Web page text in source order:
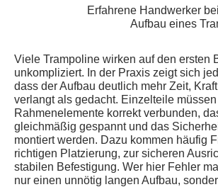
Erfahrene Handwerker
Aufbau eines
Viele Trampoline wirken auf den ersten
unkompliziert. In der Praxis zeigt sich
dass der Aufbau deutlich mehr Zeit,
verlangt als gedacht. Einzelteile müssen
Rahmenelemente korrekt verbunden,
gleichmäßig gespannt und das
montiert werden. Dazu kommen häufig
richtigen Platzierung, zur sicheren
stabilen Befestigung. Wer hier Fehler
nur einen unnötig langen Aufbau,